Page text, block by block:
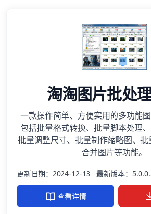
淘淘图片批处
一款操作简单、方便实用的多功能图
包括批量格式转换、批量脚本处理、
批量调整尺寸、批量制作缩略图、批
合并图片等功能。
更新日期：2024-12-13 最新版本：
查看详情